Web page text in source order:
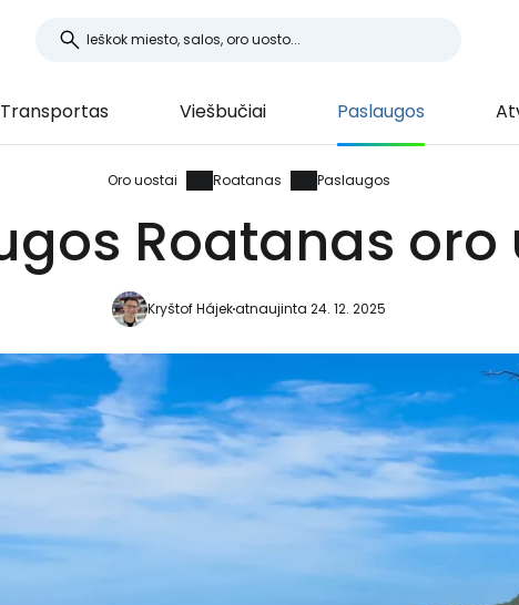
Transportas Viešbučiai Paslaugos
Oro uostai Roatanas Paslaugos
Roatanas oro
Kryštof Hájekatnaujinta 24. 12. 2025